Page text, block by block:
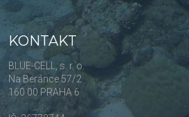
KONTAKT
BLUE-CELL, s. r. o.
Na Beránce 57/2
160 00 PRAHA 6